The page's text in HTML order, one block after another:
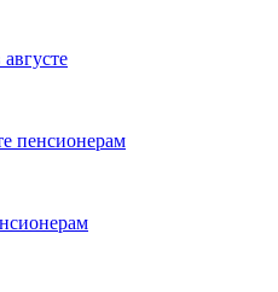
пенсионерам